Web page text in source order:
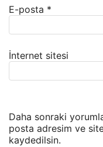
E-posta *
İnternet sitesi
Daha sonraki
posta adresim ve
kaydedilsin.